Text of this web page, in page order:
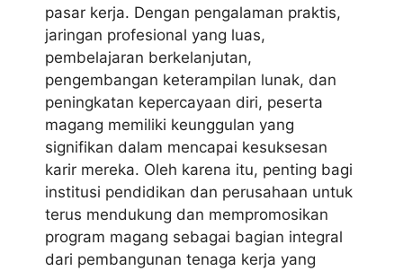
pasar kerja. Dengan pengalaman praktis,
jaringan profesional yang luas,
pembelajaran berkelanjutan,
pengembangan keterampilan lunak, dan
peningkatan kepercayaan diri, peserta
magang memiliki keunggulan yang
signifikan dalam mencapai kesuksesan
karir mereka. Oleh karena itu, penting bagi
institusi pendidikan dan perusahaan untuk
terus mendukung dan mempromosikan
program magang sebagai bagian integral
dari pembangunan tenaga kerja yang